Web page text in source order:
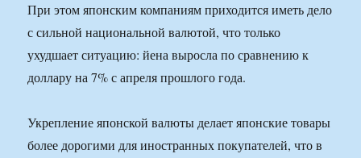
При этом японским компаниям приходится иметь дело
с сильной национальной валютой, что только
ухудшает ситуацию: йена выросла по сравнению к
доллару на 7% с апреля прошлого года.
Укрепление японской валюты делает японские товары
более дорогими для иностранных покупателей, что в